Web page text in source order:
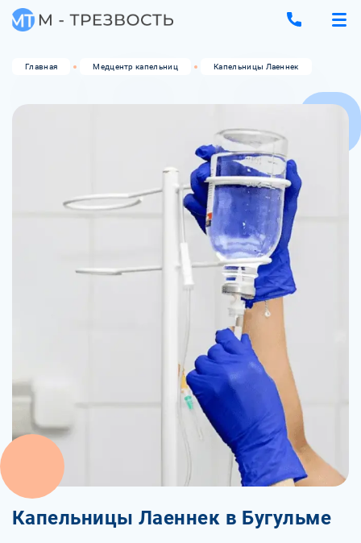
Главная Медцентр капельниц Капельницы Лаеннек
Капельницы Лаеннек в Бугульме